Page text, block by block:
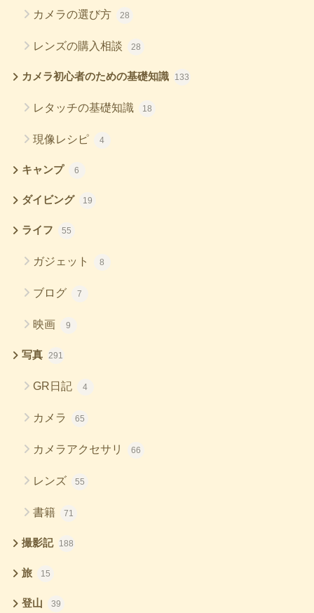
カメラの選び方 28
レンズの購入相談 28
カメラ初心者のための基礎知識 133
レタッチの基礎知識 18
現像レシピ 4
キャンプ 6
ダイビング 19
ライフ 55
ガジェット 8
ブログ 7
映画 9
写真 291
GR日記 4
カメラ 65
カメラアクセサリ 66
レンズ 55
書籍 71
撮影記 188
旅 15
登山 39